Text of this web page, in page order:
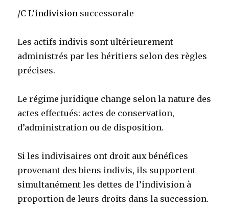
/C L’indivision successorale
Les actifs indivis sont ultérieurement
administrés par les héritiers selon des règles
précises.
Le régime juridique change selon la nature des
actes effectués: actes de conservation,
d’administration ou de disposition.
Si les indivisaires ont droit aux bénéfices
provenant des biens indivis, ils supportent
simultanément les dettes de l’indivision à
proportion de leurs droits dans la succession.